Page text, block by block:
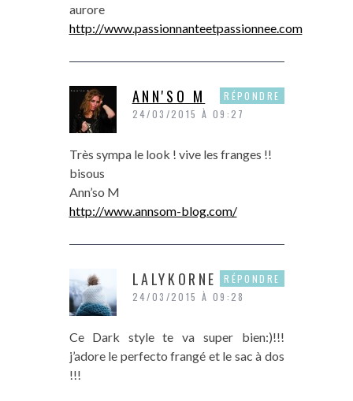
aurore
http://www.passionnanteetpassionnee.com
ANN'SO M
24/03/2015 À 09:27
Très sympa le look ! vive les franges !!
bisous
Ann’so M
http://www.annsom-blog.com/
RÉPONDRE
LALYKORNE
24/03/2015 À 09:28
Ce Dark style te va super bien:)!!!
j’adore le perfecto frangé et le sac à dos
!!!
RÉPONDRE